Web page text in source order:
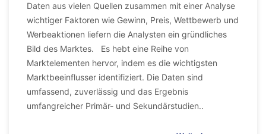
Daten aus vielen Quellen zusammen mit einer Analyse
wichtiger Faktoren wie Gewinn, Preis, Wettbewerb und
Werbeaktionen liefern die Analysten ein gründliches
Bild des Marktes. Es hebt eine Reihe von
Marktelementen hervor, indem es die wichtigsten
Marktbeeinflusser identifiziert. Die Daten sind
umfassend, zuverlässig und das Ergebnis
umfangreicher Primär- und Sekundärstudien..